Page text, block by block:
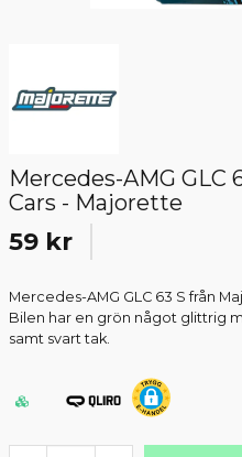
Mercedes-AMG GLC
Cars - Majorette
59 kr
Mercedes-AMG GLC 63 S från
Bilen har en grön något glittrig
samt svart tak.